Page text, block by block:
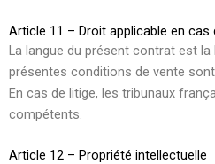
Article 11 – Droit applicable en cas
La langue du présent contrat est la
présentes conditions de vente
En cas de litige, les tribunaux
compétents.
Article 12 – Propriété intellectuelle